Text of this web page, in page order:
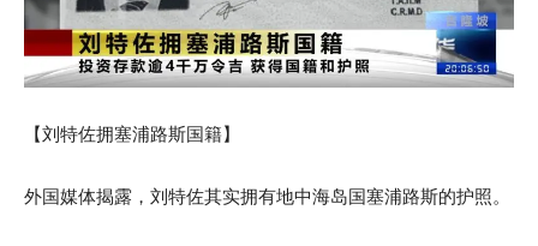
【刘特佐拥塞浦路斯国籍】
外国媒体揭露，刘特佐其实拥有地中海岛国塞浦路斯的护照。